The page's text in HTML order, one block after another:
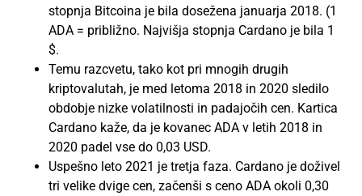
stopnja Bitcoina je bila dosežena januarja 2018. (1
ADA = približno. Najvišja stopnja Cardano je bila 1
$.
Temu razcvetu, tako kot pri mnogih drugih
kriptovalutah, je med letoma 2018 in 2020 sledilo
obdobje nizke volatilnosti in padajočih cen. Kartica
Cardano kaže, da je kovanec ADA v letih 2018 in
2020 padel vse do 0,03 USD.
Uspešno leto 2021 je tretja faza. Cardano je doživel
tri velike dvige cen, začenši s ceno ADA okoli 0,30